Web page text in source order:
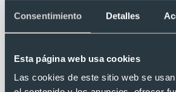
Consentimiento Detalles
Esta página web usa cookies
Las cookies de este sitio web se
Proyector 180º con
bluetooth hasta 1080p